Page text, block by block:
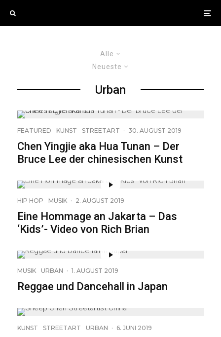
Alle
Neueste
Urban
23
FEATURED KUNST STREETART · 30. AUGUST 2019
Chen Yingjie aka Hua Tunan – Der
Bruce Lee der chinesischen Kunst
HIP HOP MUSIK · 2. AUGUST 2019
Eine Hommage an Jakarta – Das
‘Kids’- Video von Rich Brian
MUSIK URBAN · 1. AUGUST 2019
Reggae und Dancehall in Japan
17
KUNST STREETART URBAN · 6. JUNI 2019